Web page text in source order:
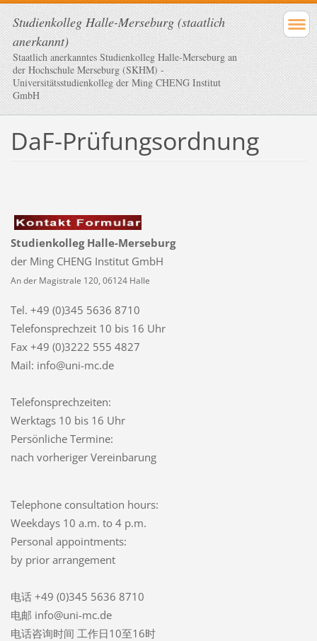
Studienkolleg Halle-Merseburg (staatlich
anerkannt)
Staatlich anerkanntes Studienkolleg Halle-Merseburg an
der Hochschule Merseburg (SKHM) -
Universitätsstudienkolleg der Ming CHENG Institut
GmbH
DaF-Prüfungsordnung
Studienkolleg Halle-Merseburg
der Ming CHENG Institut GmbH
An der Magistrale 120, 06124 Halle
Tel. +49 (0)345 5636 8710
Telefonsprechzeit 10 bis 16 Uhr
Fax +49 (0)3222 555 4827
Mail: info@uni-mc.de
Telefonsprechzeiten:
Werktags 10 bis 16 Uhr
Persönliche Termine:
nach vorheriger Vereinbarung
Telephone consultation hours:
Weekdays 10 a.m. to 4 p.m.
Personal appointments:
by prior arrangement
电话 +49 (0)345 5636 8710
电邮 info@uni-mc.de
电话咨询时间 工作日10至16时